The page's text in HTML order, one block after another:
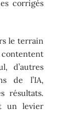
corrigés
le terrain
contentent
d’autres
de l’IA,
résultats.
un levier